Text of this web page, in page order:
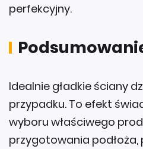
perfekcyjny.
Idealnie gładkie ściany
przypadku. To efekt
wyboru właściwego
przygotowania podłoża,